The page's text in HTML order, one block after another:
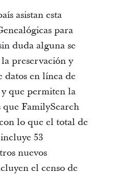
asistan esta
para
duda alguna se
preservación y
en línea de
y que permiten la
que FamilySearch
lo que el total de
53
nuevos
el censo de